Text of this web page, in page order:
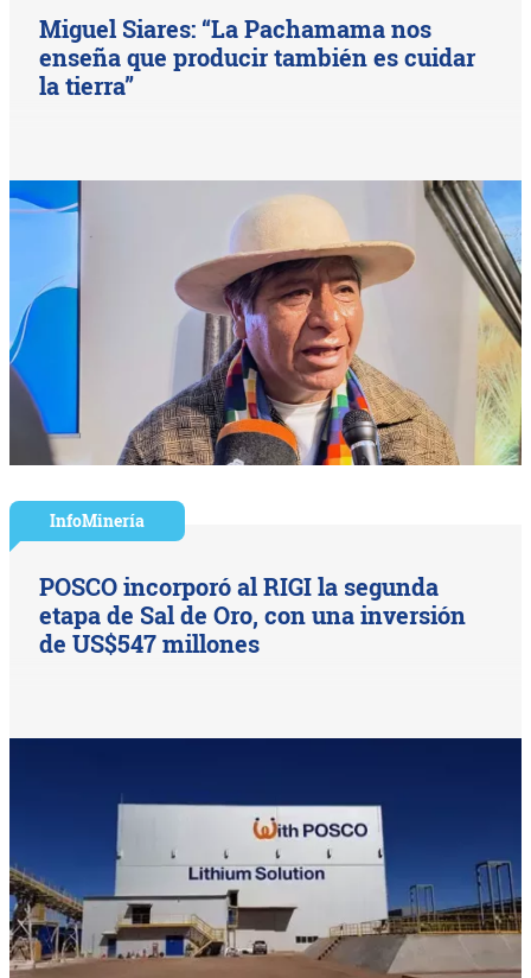
Miguel Siares: “La Pachamama nos
enseña que producir también es cuidar
la tierra”
InfoMinería
POSCO incorporó al RIGI la segunda
etapa de Sal de Oro, con una inversión
de US$547 millones